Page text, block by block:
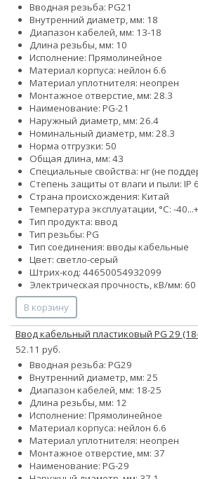
Вводная резьба: PG21
Внутренний диаметр, мм: 18
Диапазон кабелей, мм: 13-18
Длина резьбы, мм: 10
Исполнение: Прямолинейное
Материал корпуса: нейлон 6.6
Материал уплотнителя: неопрен
Монтажное отверстие, мм: 28.3
Наименование: PG-21
Наружный диаметр, мм: 26.4
Номинальный диаметр, мм: 28.3
Норма отгрузки: 50
Общая длина, мм: 43
Специальные свойства: нг (не
Степень защиты от влаги и пыли: IP
Страна происхождения: Китай
Температура эксплуатации, °С: -
Тип продукта: ввод
Тип резьбы: PG
Тип соединения: вводы кабельные
Цвет: светло-серый
Штрих-код: 44650054932099
Электрическая прочность, кВ/мм: 60
В корзину
Ввод кабельный пластиковый PG 29
52.11 руб.
Вводная резьба: PG29
Внутренний диаметр, мм: 25
Диапазон кабелей, мм: 18-25
Длина резьбы, мм: 12
Исполнение: Прямолинейное
Материал корпуса: нейлон 6.6
Материал уплотнителя: неопрен
Монтажное отверстие, мм: 37
Наименование: PG-29